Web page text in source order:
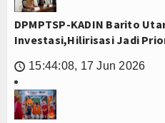
DPMPTSP-KADIN Barito
Investasi,Hilirisasi Jadi
🕔 15:44:08, 17 Jun 2026